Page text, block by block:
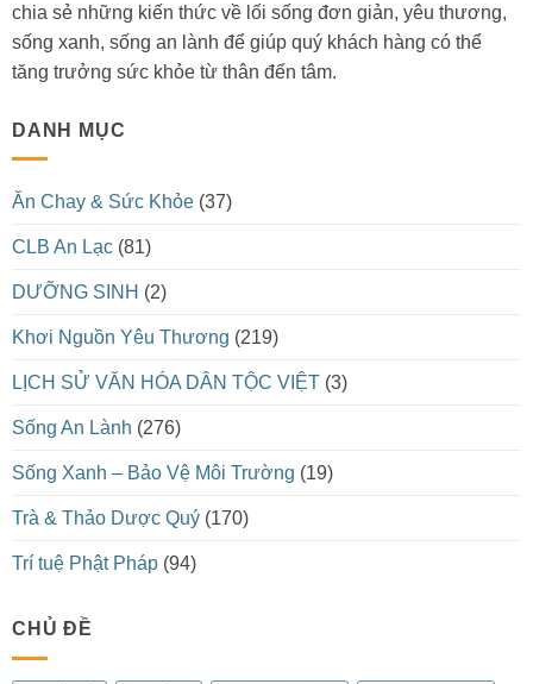
chia sẻ những kiến thức về lối sống đơn giản, yêu thương,
sống xanh, sống an lành để giúp quý khách hàng có thể
tăng trưởng sức khỏe từ thân đến tâm.
DANH MỤC
Ăn Chay & Sức Khỏe (37)
CLB An Lạc (81)
DƯỠNG SINH (2)
Khơi Nguồn Yêu Thương (219)
LỊCH SỬ VĂN HÓA DÂN TỘC VIỆT (3)
Sống An Lành (276)
Sống Xanh – Bảo Vệ Môi Trường (19)
Trà & Thảo Dược Quý (170)
Trí tuệ Phật Pháp (94)
CHỦ ĐỀ